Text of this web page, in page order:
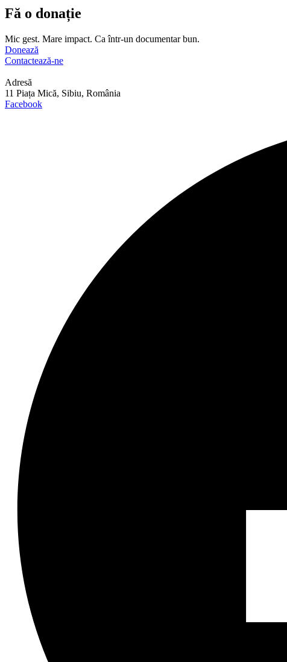
Fă o donație
Mic gest. Mare impact. Ca într-un documentar bun.
Donează
Contactează-ne
Adresă
11 Piața Mică, Sibiu, România
Facebook